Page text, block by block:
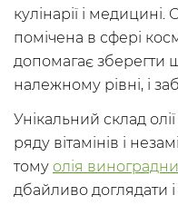
кулінарії і
помічена в сфері
допомагає зберегти
належному рівні, і
Унікальний склад
ряду вітамінів і
тому олія
дбайливо доглядати